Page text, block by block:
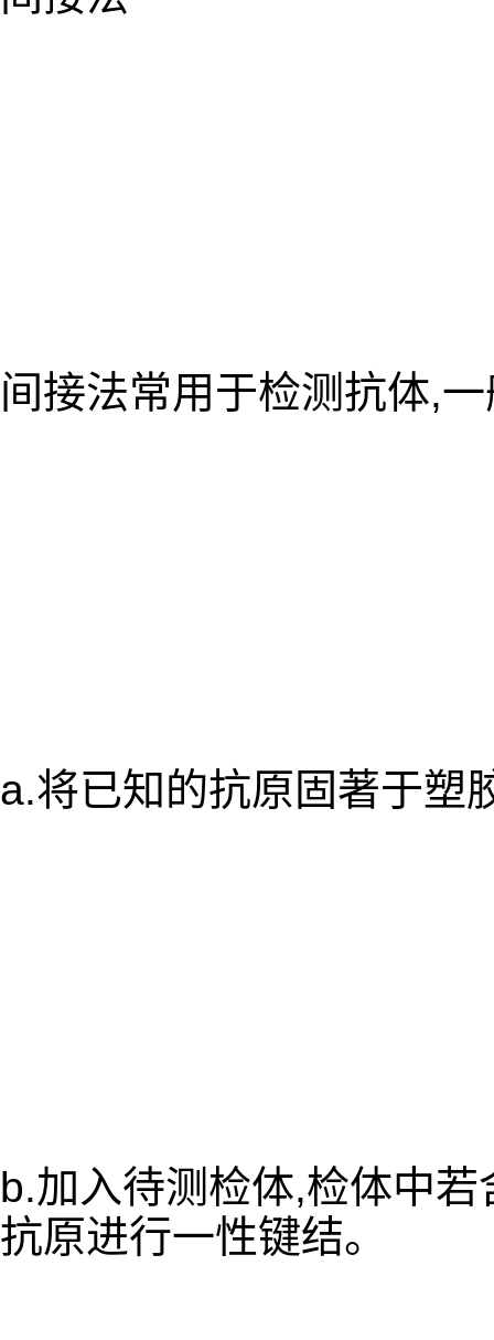
间接法常用于检测抗体,
a.将已知的抗原固著于塑
b.加入待测检体,检体中
抗原进行一性键结。